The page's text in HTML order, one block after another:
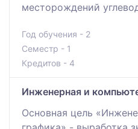
месторождений
Год обучения - 2
Семестр - 1
Кредитов - 4
Инженерная и
Основная цель